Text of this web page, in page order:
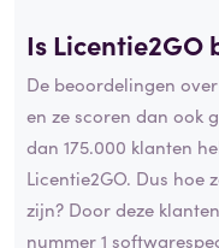
Is
De beoordelingen
en ze scoren dan ook
dan 175.000 klanten
Licentie2GO. Dus hoe
zijn? Door deze
nummer 1